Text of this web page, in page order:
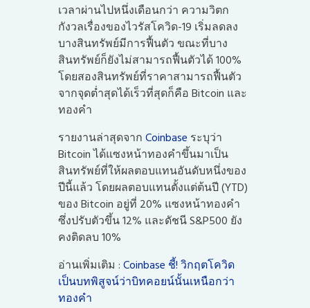
เวลาผ่านไปหนึ่งเดือนกว่า ความวิตก
กังวลเรื่องของไวรัสโควิด-19 เริ่มลดลง
บางสินทรัพย์มีการฟื้นตัว ขณะที่บาง
สินทรัพย์ก็ยังไม่สามารถฟื้นตัวได้ 100%
โดยสองสินทรัพย์ที่ราคาสามารถฟื้นตัว
จากจุดต่ำสุดได้เร็วที่สุดก็คือ Bitcoin และ
ทองคำ
รายงานล่าสุดจากCoinbase ระบุว่า
Bitcoin ได้แซงหน้าทองคำขึ้นมาเป็น
สินทรัพย์ที่ให้ผลตอบแทนอันดับหนึ่งของ
ปีนี้แล้ว โดยผลตอบแทนตั้งแต่ต้นปี (YTD)
ของ Bitcoin อยู่ที่ 20% แซงหน้าทองคำ
ซึ่งปรับตัวขึ้น 12% และดัชนี S&P500 ยัง
คงติดลบ 10%
อ่านเพิ่มเติม :Coinbase ชี้! วิกฤตโควิด
เป็นบทพิสูจน์ว่าบิทคอยน์นั้นเหนือกว่า
ทองค